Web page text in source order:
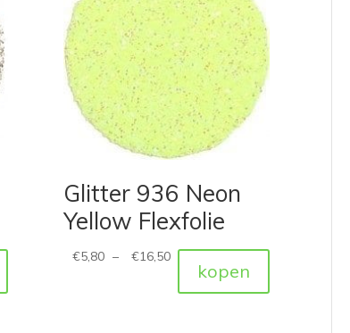
Glitter 936 Neon
Yellow Flexfolie
€5,80 – €16,50
kopen